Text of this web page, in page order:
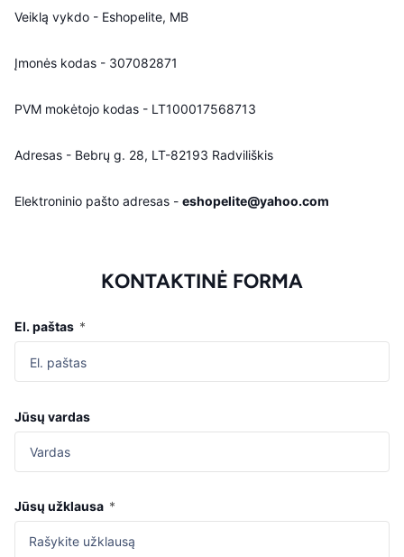
Veiklą vykdo - Eshopelite, MB
Įmonės kodas - 307082871
PVM mokėtojo kodas - LT100017568713
Adresas - Bebrų g. 28, LT-82193 Radviliškis
Elektroninio pašto adresas - eshopelite@yahoo.com
KONTAKTINĖ FORMA
El. paštas *
Jūsų vardas
Jūsų užklausa *